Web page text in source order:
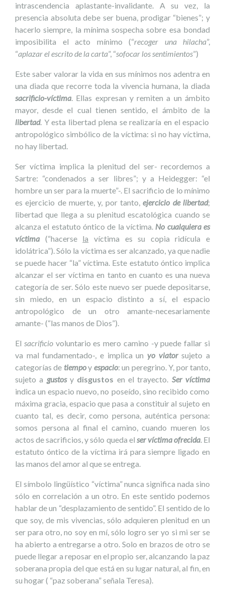
intrascendencia aplastante-invalidante. A su vez, la
presencia absoluta debe ser buena, prodigar “bienes”; y
hacerlo siempre, la mínima sospecha sobre esa bondad
imposibilita el acto mínimo (“recoger una hilacha”,
“aplazar el escrito de la carta”, “sofocar los sentimientos”)
Este saber valorar la vida en sus mínimos nos adentra en
una diada que recorre toda la vivencia humana, la diada
sacrificio-víctima. Ellas expresan y remiten a un ámbito
mayor, desde el cual tienen sentido, el ámbito de la
libertad. Y esta libertad plena se realizaría en el espacio
antropológico simbólico de la víctima: si no hay víctima,
no hay libertad.
Ser víctima implica la plenitud del ser- recordemos a
Sartre: “condenados a ser libres”; y a Heidegger: “el
hombre un ser para la muerte”-. El sacrificio de lo mínimo
es ejercicio de muerte, y, por tanto,ejercicio de libertad;
libertad que llega a su plenitud escatológica cuando se
alcanza el estatuto óntico de la víctima. No cualquiera es
víctima (“hacerse la víctima es su copia ridícula e
idolátrica”). Sólo la víctima es ser alcanzado, ya que nadie
se puede hacer “la” víctima. Este estatuto óntico implica
alcanzar el ser víctima en tanto en cuanto es una nueva
categoría de ser. Sólo este nuevo ser puede depositarse,
sin miedo, en un espacio distinto a sí, el espacio
antropológico de un otro amante-necesariamente
amante- (“las manos de Dios”).
El sacrificiovoluntario es mero camino -y puede fallar si
va mal fundamentado-, e implica un yo viatorsujeto a
categorías de tiempoy espacio: un peregrino. Y, por tanto,
sujeto a gustosy disgustos en el trayecto. Ser víctima
indica un espacio nuevo, no poseído, sino recibido como
máxima gracia, espacio que pasa a constituir al sujeto en
cuanto tal, es decir, como persona, auténtica persona:
somos persona al final el camino, cuando mueren los
actos de sacrificios, y sólo queda el ser víctima ofrecida. El
estatuto óntico de la víctima irá para siempre ligado en
las manos del amor al que se entrega.
El símbolo lingüístico “víctima” nunca significa nada sino
sólo en correlación a un otro. En este sentido podemos
hablar de un “desplazamiento de sentido”. El sentido de lo
que soy, de mis vivencias, sólo adquieren plenitud en un
ser para otro, no soy en mí, sólo logro ser yo si mi ser se
ha abierto a entregarse a otro. Solo en brazos de otro se
puede llegar a reposar en el propio ser, alcanzando la paz
soberana propia del que está en su lugar natural, al fin, en
su hogar ( “paz soberana” señala Teresa).